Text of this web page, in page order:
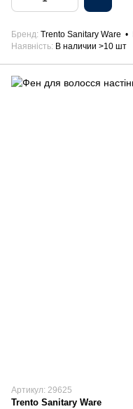
Бренд Trento Sanitary Ware
Наявність В наличии >10 шт
Артикул: 29625
Trento Sanitary Ware